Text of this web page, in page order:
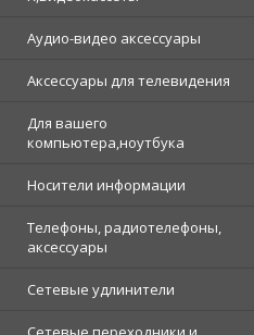
Аудио-видео аксессуары
Аксессуары для телевидения
Для вашего
компьютера,ноутбука
Носители информации
Телефоны, радиотелефоны,
аксессуары
Сетевые удлинители